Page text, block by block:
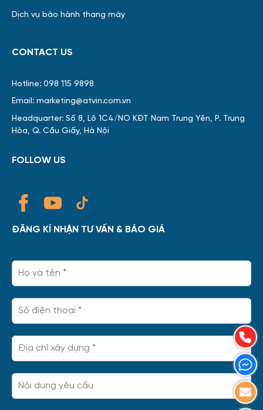
Dịch vụ bảo hành thang máy
CONTACT US
Hotline: 098 115 9898
Email: marketing@atvin.com.vn
Headquarter: Số 8, Lô 1C4/NO KĐT Nam Trung Yên, P. Trung
Hòa, Q. Cầu Giấy, Hà Nội
FOLLOW US
ĐĂNG KÍ NHẬN TƯ VẤN & BÁO GIÁ